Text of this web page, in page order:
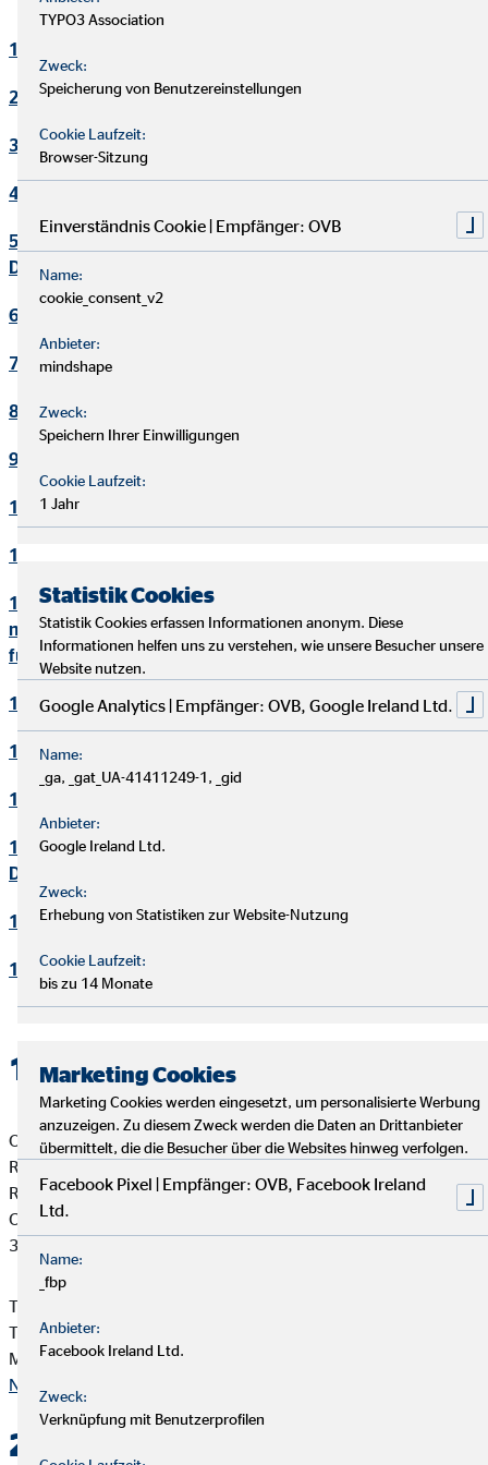
1. Verantwortlicher
2. Kontakt Datenschutzbeauftragter
3. Maßgebliche Rechtsgrundlagen
4. Sicherheitsmaßnahmen
5. Übermittlung und Offenbarung von personenbezogenen
Daten
6. Datenverarbeitung in Drittländern
7. Einsatz von Cookies
8. Kontaktaufnahme
9. Bereitstellung des Onlineangebotes und Webhosting
10. Bewerbungsverfahren
11. Online-Marketing
12. Informationen zum Datenschutz und rechtlich
notwendige Informationen beim Einsatz des Service "Zoom"
für Videokonferenzen
13. Löschung von Daten
14. Präsenzen in sozialen Netzwerken
15. Plugins und eingebettete Funktionen sowie Inhalte
16. Änderung und Aktualisierung der
Datenschutzerklärung
17. Rechte der betroffenen Personen
18. Begriffsdefinitionen
1. Verantwortlicher
OVB Vermögensberatung AG
Ralf Vonnahme
Regionaldirektor für die OVB
Campestr. 7
38102 Braunschweig
Telefon: +49 (531) 388050
Telefax: +49 (531) 3880515
Mail:vonnahme@ovb.de
Nach oben
2. Kontakt
TYPO3 Association
Zweck:
Speicherung von Benutzereinstellungen
Cookie Laufzeit:
Browser-Sitzung
Einverständnis Cookie | Empfänger: OVB
Name:
cookie_consent_v2
Anbieter:
mindshape
Zweck:
Speichern Ihrer Einwilligungen
Cookie Laufzeit:
1 Jahr
Statistik Cookies
Statistik Cookies erfassen Informationen anonym. Diese
Informationen helfen uns zu verstehen, wie unsere Besucher unsere
Website nutzen.
Google Analytics | Empfänger: OVB, Google Ireland Ltd.
Name:
_ga, _gat_UA-41411249-1, _gid
Anbieter:
Google Ireland Ltd.
Zweck:
Erhebung von Statistiken zur Website-Nutzung
Cookie Laufzeit:
bis zu 14 Monate
Marketing Cookies
Marketing Cookies werden eingesetzt, um personalisierte Werbung
anzuzeigen. Zu diesem Zweck werden die Daten an Drittanbieter
übermittelt, die die Besucher über die Websites hinweg verfolgen.
Facebook Pixel | Empfänger: OVB, Facebook Ireland
Ltd.
Name:
_fbp
Anbieter:
Facebook Ireland Ltd.
Zweck:
Verknüpfung mit Benutzerprofilen